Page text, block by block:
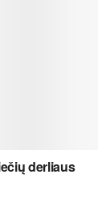
derliaus